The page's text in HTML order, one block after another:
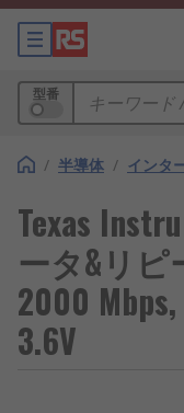
型番
/ 半導体 / インタ
Texas
ータ&リピ
2000
3.6V